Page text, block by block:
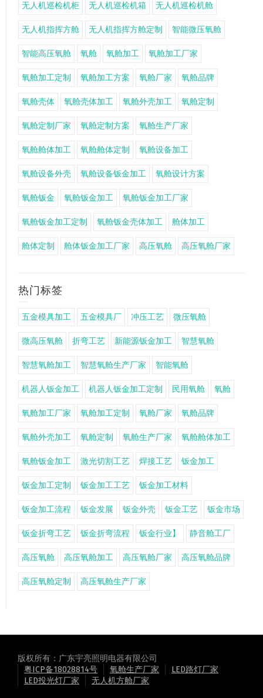
无人机巡检机柜 无人机巡检机箱 无人机巡检机舱
无人机指挥方舱 无人机指挥方舱定制 智能微压氧舱
智能高压氧舱 氧舱 氧舱加工 氧舱加工厂家
氧舱加工定制 氧舱加工方案 氧舱厂家 氧舱品牌
氧舱壳体 氧舱壳体加工 氧舱外壳加工 氧舱定制
氧舱定制厂家 氧舱定制方案 氧舱生产厂家
氧舱舱体加工 氧舱舱体定制 氧舱设备加工
氧舱设备外壳 氧舱设备钣金加工 氧舱设计方案
氧舱钣金 氧舱钣金加工 氧舱钣金加工厂家
氧舱钣金加工定制 氧舱钣金壳体加工 舱体加工
舱体定制 舱体钣金加工厂家 高压氧舱 高压氧舱厂家
热门标签
五金模具加工 五金模具厂 冲压工艺 微压氧舱
微高压氧舱 折弯工艺 新能源钣金加工 智慧氧舱
智慧氧舱加工 智慧氧舱生产厂家 智能氧舱
机器人钣金加工 机器人钣金加工定制 民用氧舱 氧舱
氧舱加工厂家 氧舱加工定制 氧舱厂家 氧舱品牌
氧舱外壳加工 氧舱定制 氧舱生产厂家 氧舱舱体加工
氧舱钣金加工 激光切割工艺 焊接工艺 钣金加工
钣金加工定制 钣金加工工艺 钣金加工材料
钣金加工流程 钣金发展 钣金外壳 钣金工艺 钣金市场
钣金折弯工艺 钣金折弯流程 钣金行业】 静音舱工厂
高压氧舱 高压氧舱加工 高压氧舱厂家 高压氧舱品牌
高压氧舱定制 高压氧舱生产厂家
版权所有：广东宇亮照明电器有限公司
粤ICP备18028814号
氧舱生产厂家
LED路灯厂家
LED投光灯厂家
无人机方舱厂家